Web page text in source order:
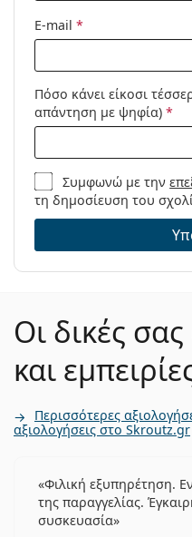
E-mail *
Πόσο κάνει είκοσι
απάντηση με ψηφία) *
Συμφωνώ με την
τη δημοσίευση του
Οι δικές
και
Περισσότερες
αξιολογήσεις στο Skroutz.gr
Φιλική εξυπηρέτηση.
της παραγγελίας.
συσκευασία